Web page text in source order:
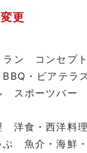
更
ラン コンセプ
・ビアテラス
スポーツバー
洋食・西洋料理
魚介・海鮮